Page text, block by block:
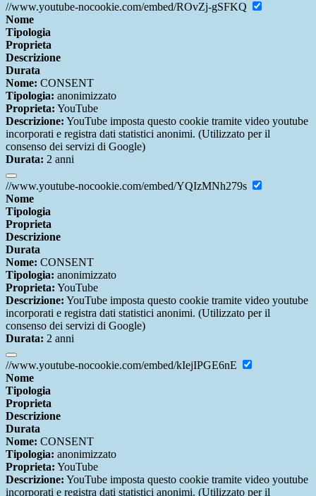
//www.youtube-nocookie.com/embed/ROvZj-gSFKQ
Nome
Tipologia
Proprieta
Descrizione
Durata
Nome: CONSENT
Tipologia: anonimizzato
Proprieta: YouTube
Descrizione: YouTube imposta questo cookie tramite video youtube
incorporati e registra dati statistici anonimi. (Utilizzato per il
consenso dei servizi di Google)
Durata: 2 anni
//www.youtube-nocookie.com/embed/YQIzMNh279s
Nome
Tipologia
Proprieta
Descrizione
Durata
Nome: CONSENT
Tipologia: anonimizzato
Proprieta: YouTube
Descrizione: YouTube imposta questo cookie tramite video youtube
incorporati e registra dati statistici anonimi. (Utilizzato per il
consenso dei servizi di Google)
Durata: 2 anni
//www.youtube-nocookie.com/embed/kIejIPGE6nE
Nome
Tipologia
Proprieta
Descrizione
Durata
Nome: CONSENT
Tipologia: anonimizzato
Proprieta: YouTube
Descrizione: YouTube imposta questo cookie tramite video youtube
incorporati e registra dati statistici anonimi. (Utilizzato per il